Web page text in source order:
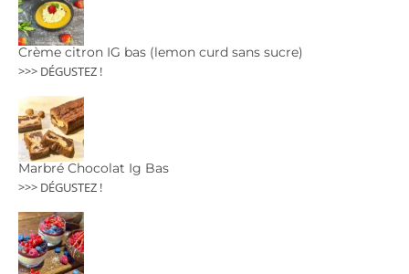
Crème citron IG bas (lemon curd sans sucre)
>>> DÉGUSTEZ !
Marbré Chocolat Ig Bas
>>> DÉGUSTEZ !